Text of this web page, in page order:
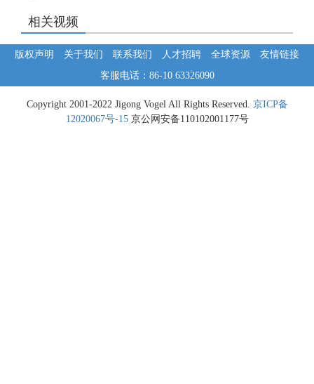
相关视频
版权声明 关于我们 联系我们 人才招聘 全球资源
友情链接
客服电话：86-10 63326090
Copyright 2001-2022 Jigong Vogel All Rights Reserved. 京ICP备
12020067号-15京公网安备110102001177号